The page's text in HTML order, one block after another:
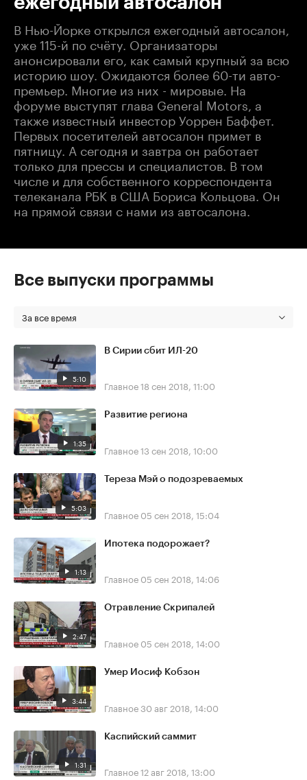
В Нью-Йорке открылся ежегодный автосалон,
уже 115-й по счёту. Организаторы
анонсировали его, как самый крупный за всю
историю шоу. Ожидаются более 60-ти авто-
премьер. Многие из них - мировые. На
форуме выступят глава General Motors, а
также известный инвестор Уоррен Баффет.
Первых посетителей автосалон примет в
пятницу. А сегодня и завтра он работает
только для прессы и специалистов. В том
числе и для собственного корреспондента
телеканала РБК в США Бориса Кольцова. Он
на прямой связи с нами из автосалона.
Все выпуски программы
За все время
5:10
В Сирии сбит ИЛ-20
Главное18 сен 2018, 11:00
1:35
Развитие региона
Главное13 сен 2018, 10:00
5:03
Тереза Мэй о подозреваемых
Главное 05 сен 2018, 15:04
1:13
Ипотека подорожает?
Главное 05 сен 2018, 14:06
2:47
Отравление Скрипалей
Главное 05 сен 2018, 14:00
3:44
Умер Иосиф Кобзон
Главное30 авг 2018, 14:00
1:31
Каспийский саммит
Главное12 авг 2018, 13:00